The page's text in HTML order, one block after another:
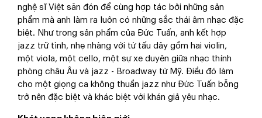
nghệ sĩ Việt săn đón để cùng hợp tác bởi những sản
phẩm mà anh làm ra luôn có những sắc thái âm nhạc đặc
biệt. Như trong sản phẩm của Đức Tuấn, anh kết hợp
jazz trữ tình, nhẹ nhàng với tứ tấu dây gồm hai violin,
một viola, một cello, một sự xe duyên giữa nhạc thính
phòng châu Âu và jazz - Broadway từ Mỹ. Điều đó làm
cho một giọng ca không thuần jazz như Đức Tuấn bỗng
trở nên đặc biệt và khác biệt với khán giả yêu nhạc.